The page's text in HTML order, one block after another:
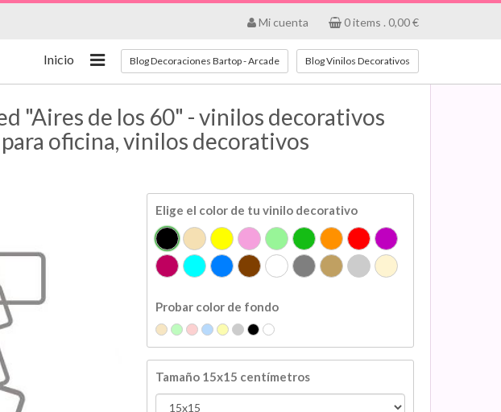
Mi cuenta 0items . 0,00€
Blog Vinilos Decorativos
Blog Decoraciones Bartop - Arcade
Inicio
"Aires de los 60" - vinilos decorativos
oficina, vinilos decorativos
Elige el color de tu vinilo decorativo
Probar color de fondo
Tamaño 15x15 centímetros